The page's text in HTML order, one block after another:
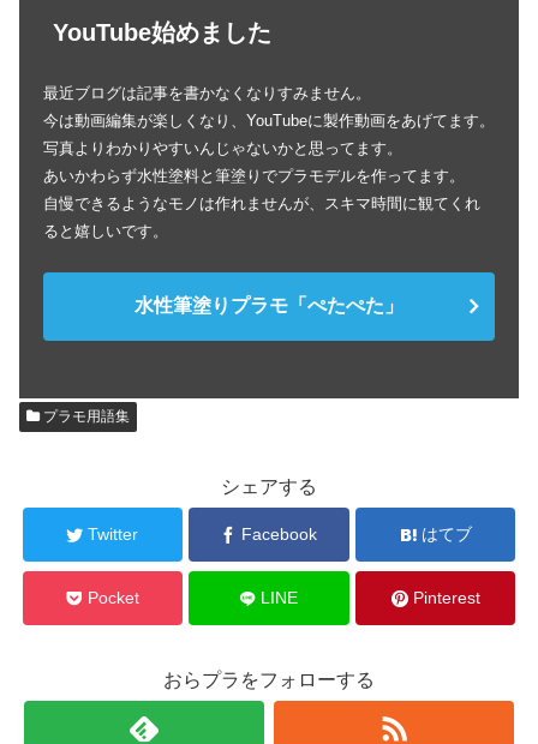
YouTube始めました
最近ブログは記事を書かなくなりすみません。
今は動画編集が楽しくなり、YouTubeに製作動画をあげてます。
写真よりわかりやすいんじゃないかと思ってます。
あいかわらず水性塗料と筆塗りでプラモデルを作ってます。
自慢できるようなモノは作れませんが、スキマ時間に観てくれ
ると嬉しいです。
水性筆塗りプラモ「ぺたぺた」
プラモ用語集
シェアする
Twitter Facebook はてブ
Pocket LINE Pinterest
おらプラをフォローする